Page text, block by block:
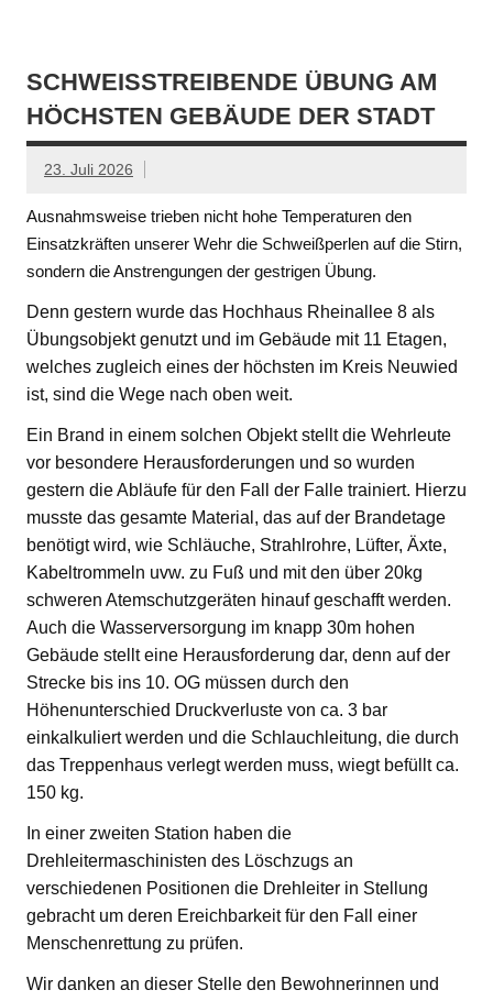
SCHWEISSTREIBENDE ÜBUNG AM H
ÖCHSTEN GEBÄUDE DER STADT
23. Juli 2026
Ausnahmsweise trieben nicht hohe Temperaturen den
Einsatzkräften unserer Wehr die Schweißperlen auf die Stirn,
sondern die Anstrengungen der gestrigen Übung.
Denn gestern wurde das Hochhaus Rheinallee 8 als
Übungsobjekt genutzt und im Gebäude mit 11 Etagen,
welches zugleich eines der höchsten im Kreis Neuwied
ist, sind die Wege nach oben weit.
Ein Brand in einem solchen Objekt stellt die Wehrleute
vor besondere Herausforderungen und so wurden
gestern die Abläufe für den Fall der Falle trainiert. Hierzu
musste das gesamte Material, das auf der Brandetage
benötigt wird, wie Schläuche, Strahlrohre, Lüfter, Äxte,
Kabeltrommeln uvw. zu Fuß und mit den über 20kg
schweren Atemschutzgeräten hinauf geschafft werden.
Auch die Wasserversorgung im knapp 30m hohen
Gebäude stellt eine Herausforderung dar, denn auf der
Strecke bis ins 10. OG müssen durch den
Höhenunterschied Druckverluste von ca. 3 bar
einkalkuliert werden und die Schlauchleitung, die durch
das Treppenhaus verlegt werden muss, wiegt befüllt ca.
150 kg.
In einer zweiten Station haben die
Drehleitermaschinisten des Löschzugs an
verschiedenen Positionen die Drehleiter in Stellung
gebracht um deren Ereichbarkeit für den Fall einer
Menschenrettung zu prüfen.
Wir danken an dieser Stelle den Bewohnerinnen und